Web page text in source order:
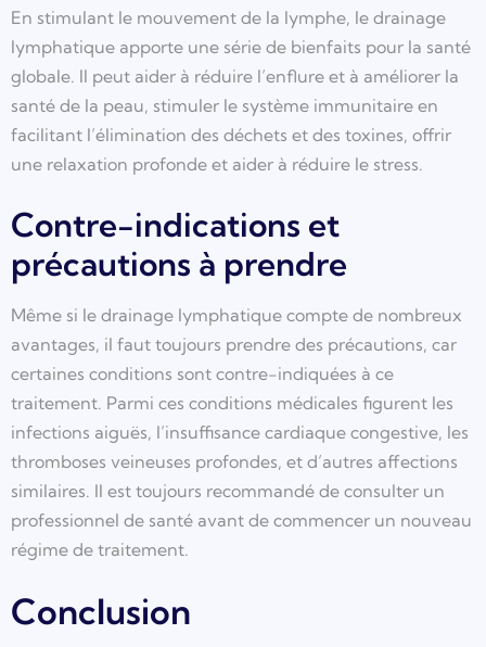
En stimulant le mouvement de la lymphe, le drainage
lymphatique apporte une série de bienfaits pour la santé
globale. Il peut aider à réduire l’enflure et à améliorer la
santé de la peau, stimuler le système immunitaire en
facilitant l’élimination des déchets et des toxines, offrir
une relaxation profonde et aider à réduire le stress.
Contre-indications et
précautions à prendre
Même si le drainage lymphatique compte de nombreux
avantages, il faut toujours prendre des précautions, car
certaines conditions sont contre-indiquées à ce
traitement. Parmi ces conditions médicales figurent les
infections aiguës, l’insuffisance cardiaque congestive, les
thromboses veineuses profondes, et d’autres affections
similaires. Il est toujours recommandé de consulter un
professionnel de santé avant de commencer un nouveau
régime de traitement.
Conclusion